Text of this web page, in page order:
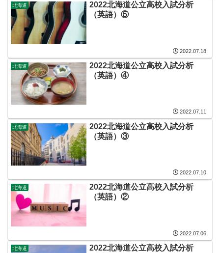
北海道
2022北海道公立高校入試分析
（英語）⑤
2022.07.18
北海道
2022北海道公立高校入試分析
（英語）④
2022.07.11
北海道
2022北海道公立高校入試分析
（英語）③
2022.07.10
北海道
2022北海道公立高校入試分析
（英語）②
2022.07.06
北海道
2022北海道公立高校入試分析